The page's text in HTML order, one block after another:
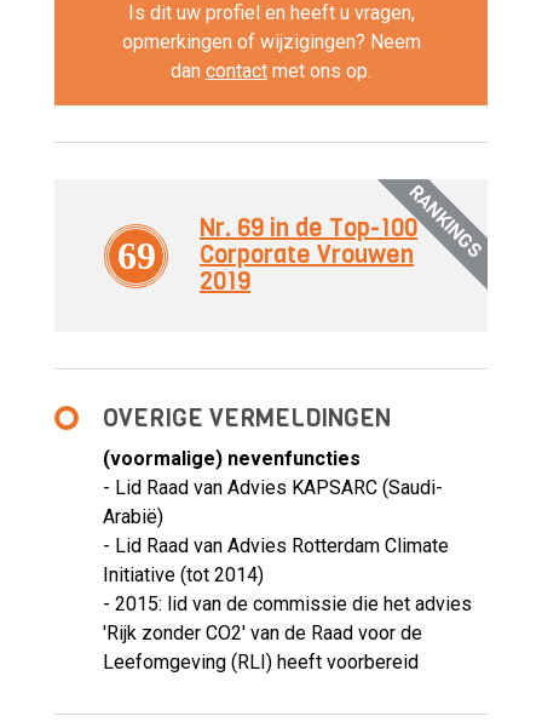
Is dit uw profiel en heeft u vragen,
opmerkingen of wijzigingen? Neem
dan contact met ons op.
RANKINGS
69
Nr. 69 in de Top-100
Corporate Vrouwen
2019
OVERIGE VERMELDINGEN
(voormalige) nevenfuncties
- Lid Raad van Advies KAPSARC (Saudi-
Arabië)
- Lid Raad van Advies Rotterdam Climate
Initiative (tot 2014)
- 2015: lid van de commissie die het advies
'Rijk zonder CO2' van de Raad voor de
Leefomgeving (RLI) heeft voorbereid